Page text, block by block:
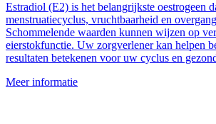
Estradiol (E2) is het belangrijkste oestrogeen
menstruatiecyclus, vruchtbaarheid en
Schommelende waarden kunnen wijzen op
eierstokfunctie. Uw zorgverlener kan helpen
resultaten betekenen voor uw cyclus en
Meer informatie